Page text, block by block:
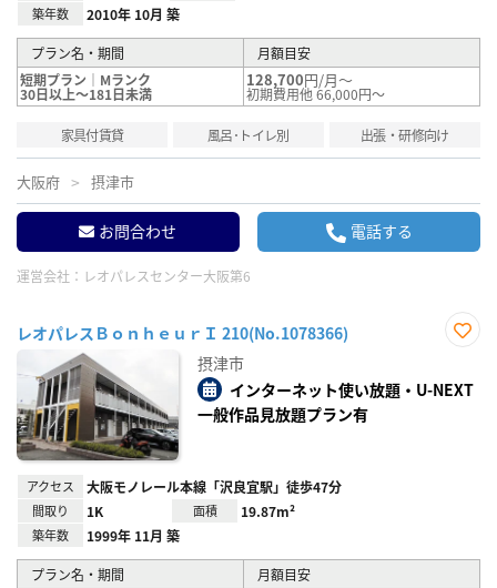
築年数 2010年 10月 築
プラン名・期間
月額目安
短期プラン｜Mランク
30日以上～181日未満
128,700円/月～
初期費用他 66,000円～
家具付賃貸 風呂･トイレ別 出張・研修向け
大阪府 摂津市
お問合わせ 電話する
運営会社： レオパレスセンター大阪第6
レオパレスＢｏｎｈｅｕｒＩ 210(No.1078366)
り登
録
摂津市
インターネット使い放題・U-NEXT
一般作品見放題プラン有
アクセス 大阪モノレール本線「沢良宜駅」徒歩47分
間取り 1K 面積 19.87m²
築年数 1999年 11月 築
プラン名・期間
月額目安